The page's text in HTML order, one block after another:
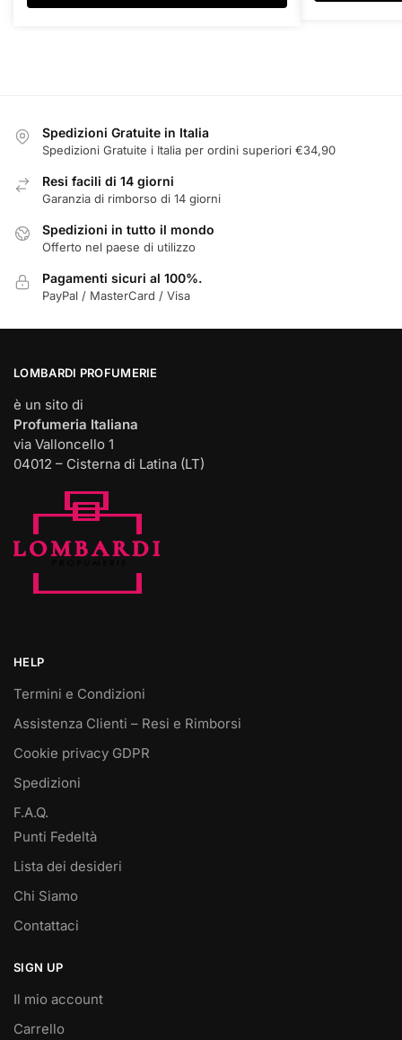
Spedizioni Gratuite in Italia
Spedizioni Gratuite i Italia per ordini superiori €34,90
Resi facili di 14 giorni
Garanzia di rimborso di 14 giorni
Spedizioni in tutto il mondo
Offerto nel paese di utilizzo
Pagamenti sicuri al 100%.
PayPal / MasterCard / Visa
LOMBARDI PROFUMERIE
è un sito di
Profumeria Italiana
via Valloncello 1
04012 – Cisterna di Latina (LT)
HELP
Termini e Condizioni
Assistenza Clienti – Resi e Rimborsi
Cookie privacy GDPR
Spedizioni
F.A.Q.
Punti Fedeltà
Lista dei desideri
Chi Siamo
Contattaci
SIGN UP
Il mio account
Carrello